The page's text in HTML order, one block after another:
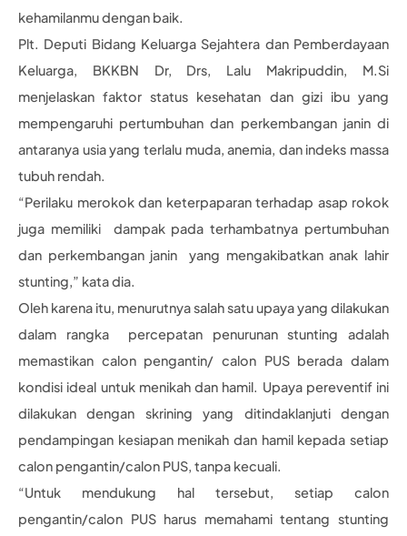
kehamilanmu dengan baik.
Plt. Deputi Bidang Keluarga Sejahtera dan Pemberdayaan
Keluarga, BKKBN Dr, Drs, Lalu Makripuddin, M.Si
menjelaskan faktor status kesehatan dan gizi ibu yang
mempengaruhi pertumbuhan dan perkembangan janin di
antaranya usia yang terlalu muda, anemia, dan indeks massa
tubuh rendah.
“Perilaku merokok dan keterpaparan terhadap asap rokok
juga memiliki dampak pada terhambatnya pertumbuhan
dan perkembangan janin yang mengakibatkan anak lahir
stunting,” kata dia.
Oleh karena itu, menurutnya salah satu upaya yang dilakukan
dalam rangka percepatan penurunan stunting adalah
memastikan calon pengantin/ calon PUS berada dalam
kondisi ideal untuk menikah dan hamil. Upaya pereventif ini
dilakukan dengan skrining yang ditindaklanjuti dengan
pendampingan kesiapan menikah dan hamil kepada setiap
calon pengantin/calon PUS, tanpa kecuali.
“Untuk mendukung hal tersebut, setiap calon
pengantin/calon PUS harus memahami tentang stunting